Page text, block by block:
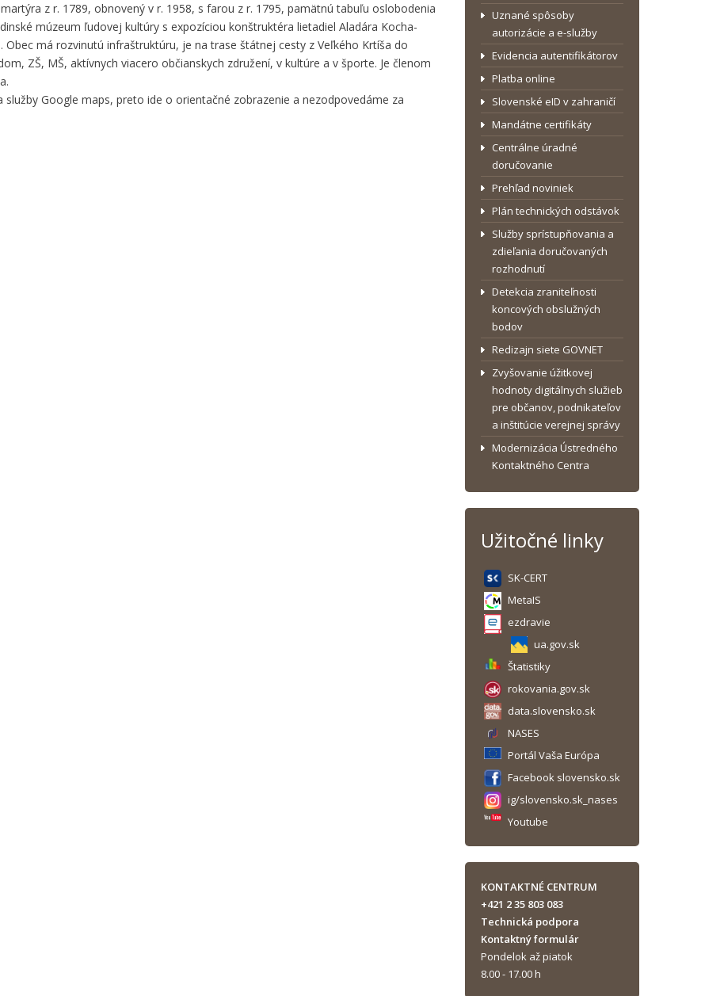
z r. 1789, obnovený v r. 1958, s farou z r. 1795, pamätnú tabuľu oslobodenia
múzeum ľudovej kultúry s expozíciou konštruktéra lietadiel Aladára Kocha-
Obec má rozvinutú infraštruktúru, je na trase štátnej cesty z Veľkého Krtíša do
ZŠ, MŠ, aktívnych viacero občianskych združení, v kultúre a v športe. Je členom
Google maps, preto ide o orientačné zobrazenie a nezodpovedáme za
Uznané spôsoby
autorizácie a e-služby
Evidencia autentifikátorov
Platba online
Slovenské eID v zahraničí
Mandátne certifikáty
Centrálne úradné
doručovanie
Prehľad noviniek
Plán technických odstávok
Služby sprístupňovania a
zdieľania doručovaných
rozhodnutí
Detekcia zraniteľnosti
koncových obslužných
bodov
Redizajn siete GOVNET
Zvyšovanie úžitkovej
hodnoty digitálnych služieb
pre občanov, podnikateľov
a inštitúcie verejnej správy
Modernizácia Ústredného
Kontaktného Centra
Užitočné linky
SK-CERT
MetaIS
ezdravie
ua.gov.sk
Štatistiky
rokovania.gov.sk
data.slovensko.sk
NASES
Portál Vaša Európa
Facebook slovensko.sk
ig/slovensko.sk_nases
Youtube
KONTAKTNÉ CENTRUM
+421 2 35 803 083
Technická podpora
Kontaktný formulár
Pondelok až piatok
8.00 - 17.00 h